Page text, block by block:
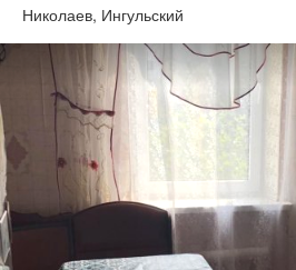
Николаев, Ингульский